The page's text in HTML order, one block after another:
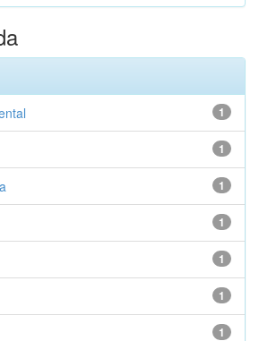
1
1
1
1
1
1
1